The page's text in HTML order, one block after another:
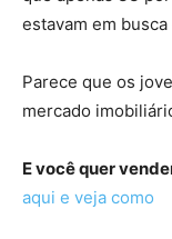
estavam em
Parece que os
mercado
E você quer
aqui e veja como